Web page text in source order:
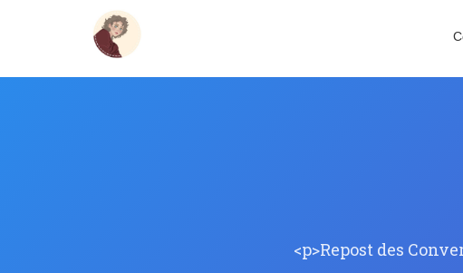
<p>Repost des